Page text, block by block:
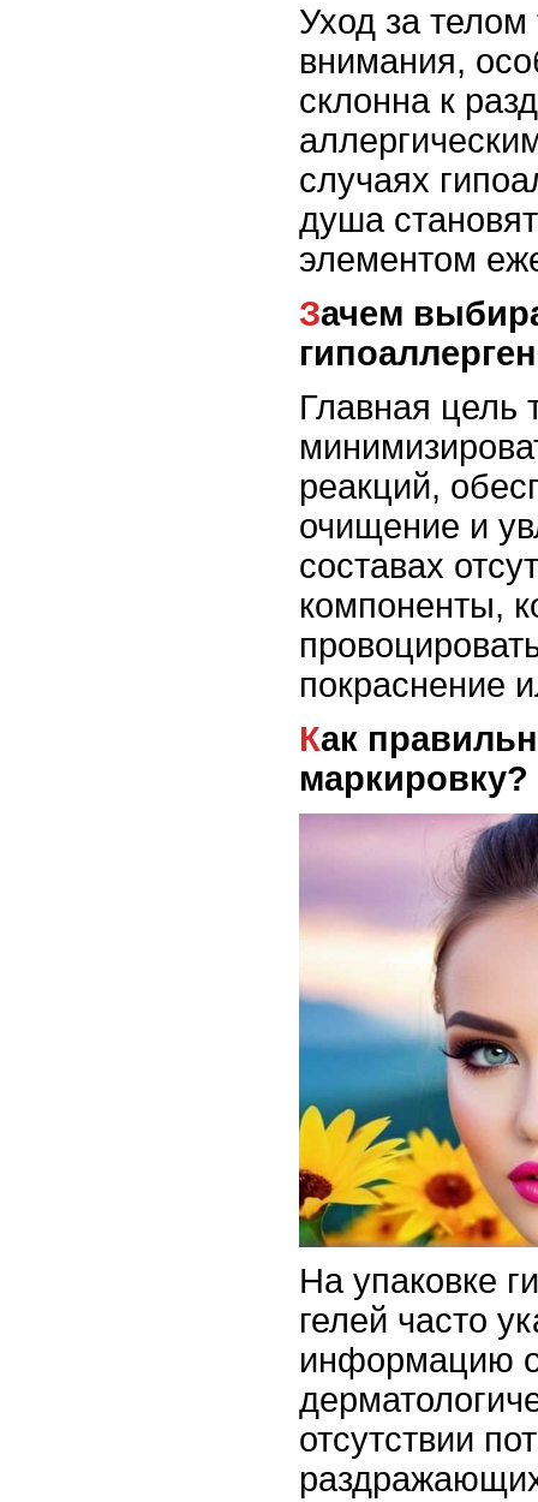
Уход за телом
внимания,
склонна к
случаях
душа
элементом
Зачем выбирать
Главная цель
реакций,
очищение и
составах
компоненты,
покраснение
Как правильно читать
маркировку?
На упаковке
гелей часто
информацию
отсутствии